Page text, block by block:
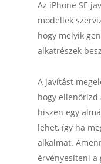
Az iPhone SE
modellek
hogy melyik
alkatrészek
A javítást
hogy ellenőrizd
hiszen egy
lehet, így ha
alkalmat.
érvényesíteni